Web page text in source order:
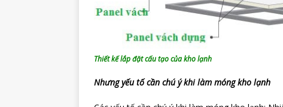
Thiết kế lắp đặt cấu tạo của kho lạnh
Nhưng yếu tố cần chú ý khi làm móng kho lạnh